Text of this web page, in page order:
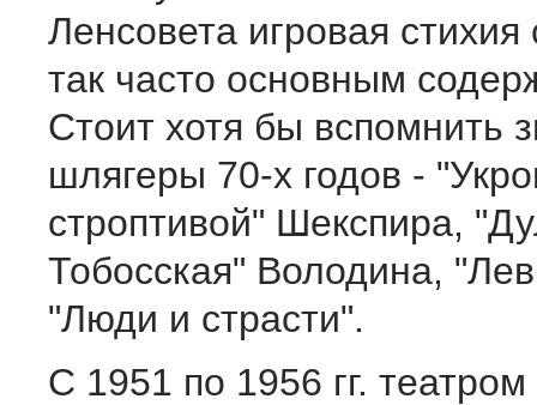
Ленсовета игровая стихия
так часто основным
Стоит хотя бы вспомнить
шлягеры 70-х годов -
строптивой" Шекспира,
Тобосская" Володина,
"Люди и страсти".
С 1951 по 1956 гг.